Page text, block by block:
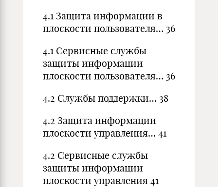
4.1 Защита информации в
плоскости пользователя… 36
4.1 Сервисные службы
защиты информации
плоскости пользователя… 36
4.2 Службы поддержки… 38
4.2 Защита информации
плоскости управления… 41
4.2 Сервисные службы
защиты информации
плоскости управления 41